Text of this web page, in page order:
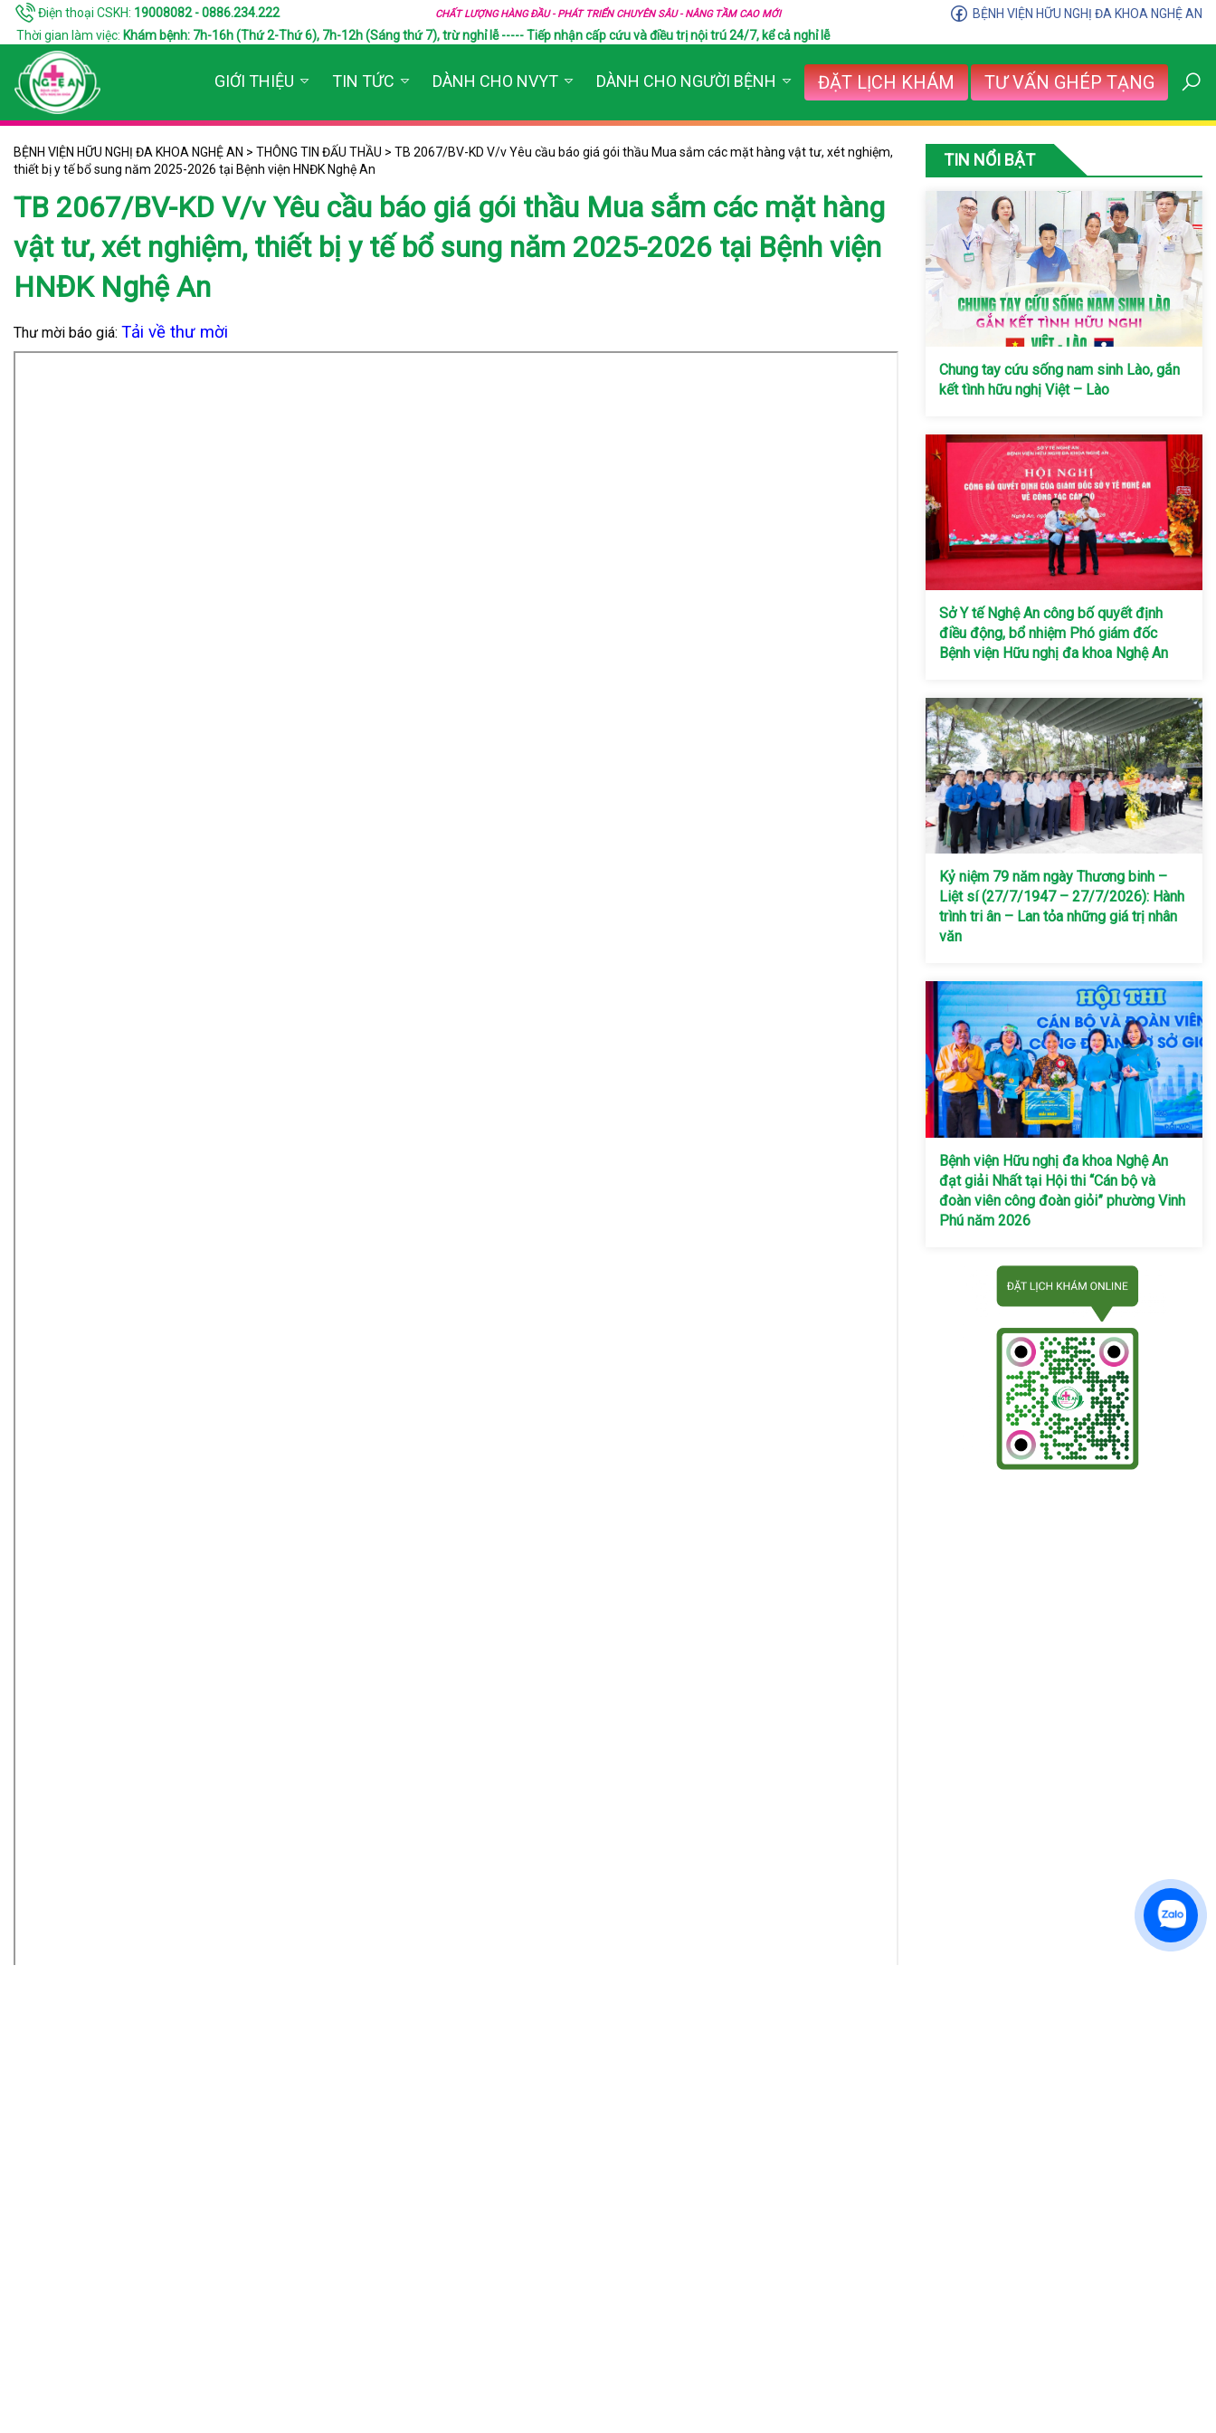
Điện thoại CSKH: 19008082 - 0886.234.222 CHẤT LƯỢNG HÀNG ĐẦU - PHÁT TRIỂN CHUYÊN SÂU - NÂNG TẦM CAO MỚI
BỆNH VIỆN HỮU NGHỊ ĐA KHOA NGHỆ AN
Thời gian làm việc: Khám bệnh: 7h-16h (Thứ 2-Thứ 6), 7h-12h (Sáng thứ 7), trừ nghỉ lễ ----- Tiếp nhận cấp cứu và điều trị nội trú 24/7, kể cả nghỉ lễ
GIỚI THIỆU TIN TỨC DÀNH CHO NVYT DÀNH CHO NGƯỜI BỆNH ĐẶT LỊCH KHÁM TƯ VẤN GHÉP TẠNG
BỆNH VIỆN HỮU NGHỊ ĐA KHOA NGHỆ AN > THÔNG TIN ĐẤU THẦU > TB 2067/BV-KD V/v Yêu cầu báo giá gói thầu Mua sắm các mặt hàng vật tư, xét nghiệm,
thiết bị y tế bổ sung năm 2025-2026 tại Bệnh viện HNĐK Nghệ An
TB 2067/BV-KD V/v Yêu cầu báo giá gói thầu Mua sắm các mặt hàng
vật tư, xét nghiệm, thiết bị y tế bổ sung năm 2025-2026 tại Bệnh viện
HNĐK Nghệ An
Thư mời báo giá: Tải về thư mời
TIN NỔI BẬT
Chung tay cứu sống nam sinh Lào, gắn
kết tình hữu nghị Việt – Lào
Sở Y tế Nghệ An công bố quyết định
điều động, bổ nhiệm Phó giám đốc
Bệnh viện Hữu nghị đa khoa Nghệ An
Kỷ niệm 79 năm ngày Thương binh –
Liệt sí (27/7/1947 – 27/7/2026): Hành
trình tri ân – Lan tỏa những giá trị nhân
văn
Bệnh viện Hữu nghị đa khoa Nghệ An
đạt giải Nhất tại Hội thi “Cán bộ và
đoàn viên công đoàn giỏi” phường Vinh
Phú năm 2026